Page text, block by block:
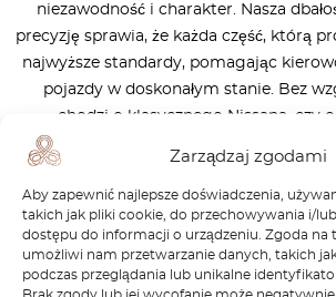
Zarządzaj zgodami
Aby zapewnić najlepsze doświadczenia,
takich jak pliki cookie, do przechowywania i/
dostępu do informacji o urządzeniu. Zgoda na
umożliwi nam przetwarzanie danych, takich
podczas przeglądania lub unikalne
Brak zgody lub jej wycofanie może
niezawodność i charakter. Nasza
precyzję sprawia, że każda część, którą
najwyższe standardy, pomagając
pojazdy w doskonałym stanie. Bez
chodzi o klasycznego Nissana, czy
towarzysza podróży jak Rogue,
zachowanie dziedzictwa motoryzacji.
doświadczeniu i dbałości o detale
komponenty, które wiernie
wzornictwo, jednocześnie
rozwiązania. Zaufaj OctoClassic, aby